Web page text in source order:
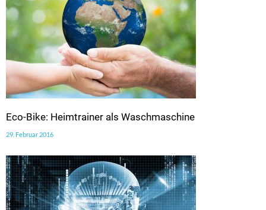
Eco-Bike: Heimtrainer als Waschmaschine
29. Februar 2016